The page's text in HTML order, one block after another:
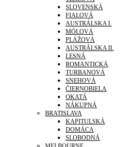
SLOVENSKÁ
FIALOVÁ
AUSTRÁLSKA I.
MÓLOVÁ
PLÁŽOVÁ
AUSTRÁLSKA II.
LESNÁ
ROMANTICKÁ
TURBANOVÁ
SNEHOVÁ
ČIERNOBIELA
OKATÁ
NÁKUPNÁ
BRATISLAVA
KAPITULSKÁ
DOMÁCA
SLOBODNÁ